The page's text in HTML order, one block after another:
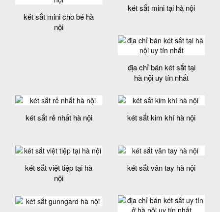
két sắt mini cho bé hà
nội
két sắt mini tại hà nội
địa chỉ bán két sắt tại
hà nội uy tín nhất
két sắt rẻ nhất hà nội két sắt kim khí hà nội
két sắt việt tiệp tại hà
nội
két sắt vân tay hà nội